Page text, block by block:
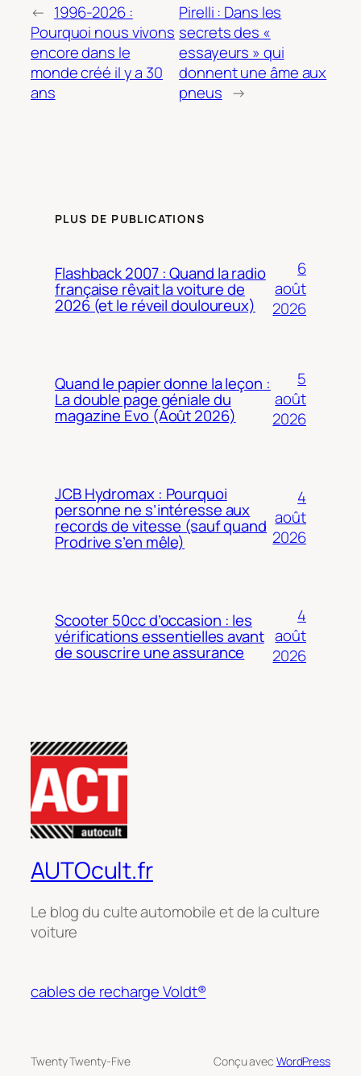
← 1996-2026 :
Pourquoi nous vivons
encore dans le
monde créé il y a 30
ans
Pirelli : Dans les
secrets des «
essayeurs » qui
donnent une âme aux
pneus →
PLUS DE PUBLICATIONS
Flashback 2007 : Quand la radio
française rêvait la voiture de
2026 (et le réveil douloureux)
6
août
2026
Quand le papier donne la leçon :
La double page géniale du
magazine Evo (Août 2026)
5
août
2026
JCB Hydromax : Pourquoi
personne ne s’intéresse aux
records de vitesse (sauf quand
Prodrive s’en mêle)
4
août
2026
Scooter 50cc d’occasion : les
vérifications essentielles avant
de souscrire une assurance
4
août
2026
AUTOcult.fr
Le blog du culte automobile et de la culture
voiture
cables de recharge Voldt®
Twenty Twenty-Five Conçu avec WordPress